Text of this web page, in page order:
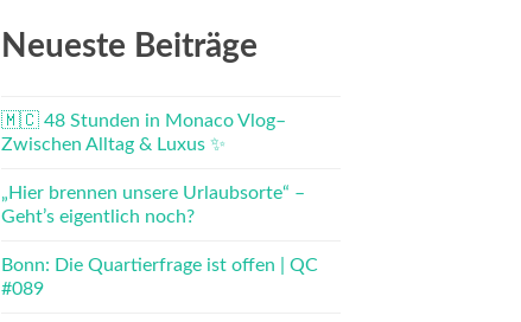
Neueste Beiträge
🇲🇨 48 Stunden in Monaco Vlog–
Zwischen Alltag & Luxus ✨
„Hier brennen unsere Urlaubsorte“ –
Geht’s eigentlich noch?
Bonn: Die Quartierfrage ist offen | QC
#089